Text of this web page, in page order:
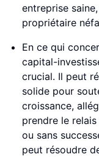
entreprise
propriétaire
En ce qui
capital-
crucial. Il peut
solide pour
croissance,
prendre le
ou sans
peut résoudre